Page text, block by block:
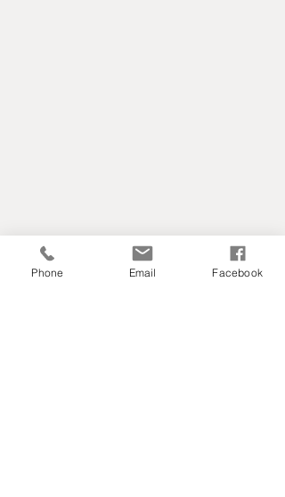
Phone Email Facebook